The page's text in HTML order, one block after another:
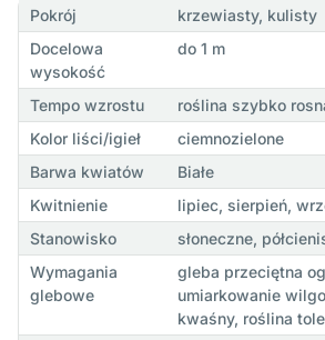
Pokrój
krzewiasty, kulisty
Docelowa
wysokość
do 1 m
Tempo wzrostu
roślina szybko
Kolor liści/igieł
ciemnozielone
Barwa kwiatów
Białe
Kwitnienie
lipiec, sierpień,
Stanowisko
słoneczne,
Wymagania
glebowe
gleba przeciętna
umiarkowanie
kwaśny, roślina